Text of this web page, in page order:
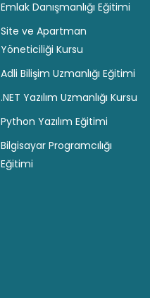
Emlak Danışmanlığı Eğitimi
Site ve Apartman
Yöneticiliği Kursu
Adli Bilişim Uzmanlığı Eğitimi
.NET Yazılım Uzmanlığı Kursu
Python Yazılım Eğitimi
Bilgisayar Programcılığı
Eğitimi